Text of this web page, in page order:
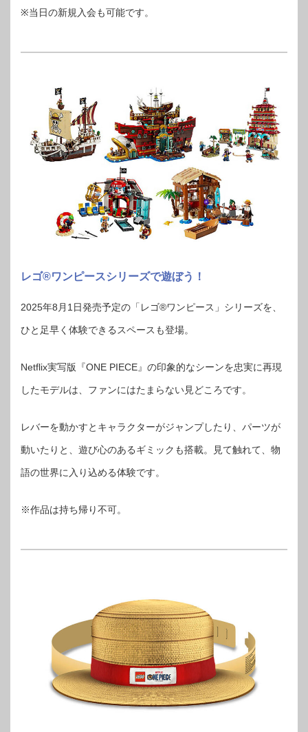
※当日の新規入会も可能です。
レゴ®ワンピースシリーズで遊ぼう！
2025年8月1日発売予定の「レゴ®ワンピース」シリーズを、
ひと足早く体験できるスペースも登場。
Netflix実写版『ONE PIECE』の印象的なシーンを忠実に再現
したモデルは、ファンにはたまらない見どころです。
レバーを動かすとキャラクターがジャンプしたり、パーツが
動いたりと、遊び心のあるギミックも搭載。見て触れて、物
語の世界に入り込める体験です。
※作品は持ち帰り不可。